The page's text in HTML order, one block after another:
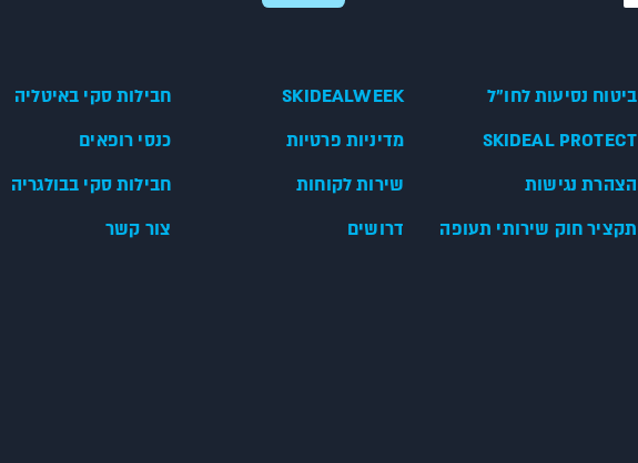
ביטוח נסיעות לחו"ל SKIDEALWEEK חבילות סקי באיטליה
SKIDEAL PROTECT מדיניות פרטיות כנסי רופאים
הצהרת נגישות שירות לקוחות חבילות סקי בבולגריה
תקציר חוק שירותי תעופה דרושים צור קשר